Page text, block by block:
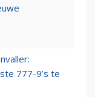
777-9’s te